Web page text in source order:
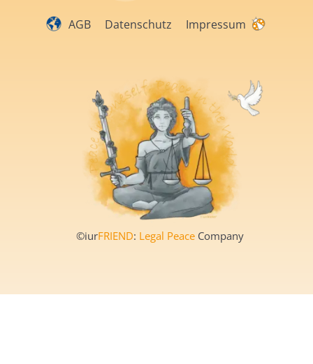
AGB Datenschutz Impressum
©iurFRIEND: Legal Peace Company